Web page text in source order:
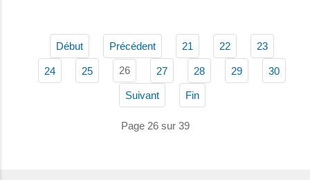
Début Précédent 21 22 23
24 25 26 27 28 29 30
Suivant Fin
Page 26 sur 39